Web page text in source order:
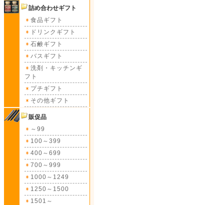
詰め合わせギフト
食品ギフト
ドリンクギフト
石鹸ギフト
バスギフト
洗剤・キッチンギ
フト
プチギフト
その他ギフト
販促品
～99
100～399
400～699
700～999
1000～1249
1250～1500
1501～